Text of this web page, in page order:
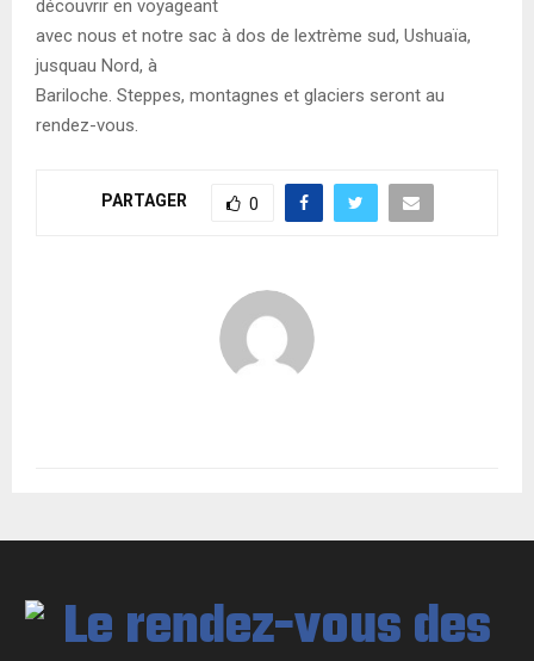
découvrir en voyageant
avec nous et notre sac à dos de lextrème sud, Ushuaïa,
jusquau Nord, à
Bariloche. Steppes, montagnes et glaciers seront au
rendez-vous.
PARTAGER 0